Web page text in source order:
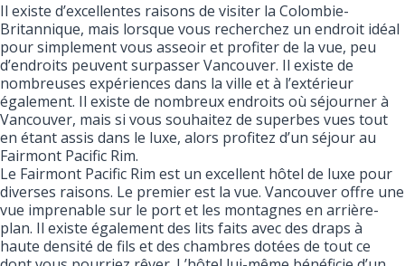
Il existe d’excellentes raisons de visiter la Colombie-
Britannique, mais lorsque vous recherchez un endroit idéal
pour simplement vous asseoir et profiter de la vue, peu
d’endroits peuvent surpasser Vancouver. Il existe de
nombreuses expériences dans la ville et à l’extérieur
également. Il existe de nombreux endroits où séjourner à
Vancouver, mais si vous souhaitez de superbes vues tout
en étant assis dans le luxe, alors profitez d’un séjour au
Fairmont Pacific Rim.
Le Fairmont Pacific Rim est un excellent hôtel de luxe pour
diverses raisons. Le premier est la vue. Vancouver offre une
vue imprenable sur le port et les montagnes en arrière-
plan. Il existe également des lits faits avec des draps à
haute densité de fils et des chambres dotées de tout ce